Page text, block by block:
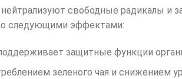
свободные радикалы и
следующими эффектами:
защитные функции
зеленого чая и снижением